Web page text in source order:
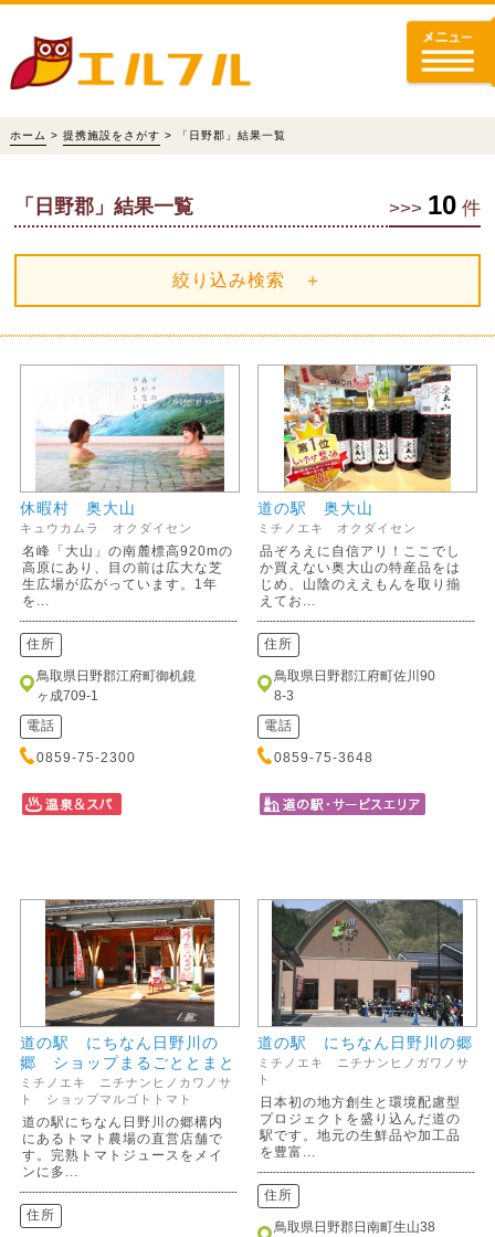
ホーム > 提携施設をさがす > 「日野郡」結果一覧
>>> 10 件
「日野郡」結果一覧
絞り込み検索 ＋
休暇村 奥大山
キュウカムラ オクダイセン
名峰「大山」の南麓標高920mの
高原にあり、目の前は広大な芝
生広場が広がっています。1年
を...
住所
鳥取県日野郡江府町御机鏡
ヶ成709-1
電話
0859-75-2300
道の駅 奥大山
ミチノエキ オクダイセン
品ぞろえに自信アリ！ここでし
か買えない奥大山の特産品をは
じめ、山陰のええもんを取り揃
えてお...
住所
鳥取県日野郡江府町佐川90
8-3
電話
0859-75-3648
道の駅 にちなん日野川の
郷 ショップまるごととまと
ミチノエキ ニチナンヒノカワノサ
ト ショップマルゴトトマト
道の駅にちなん日野川の郷構内
にあるトマト農場の直営店舗で
す。完熟トマトジュースをメイ
ンに多...
住所
道の駅 にちなん日野川の郷
ミチノエキ ニチナンヒノガワノサ
ト
日本初の地方創生と環境配慮型
プロジェクトを盛り込んだ道の
駅です。地元の生鮮品や加工品
を豊富...
住所
鳥取県日野郡日南町生山38